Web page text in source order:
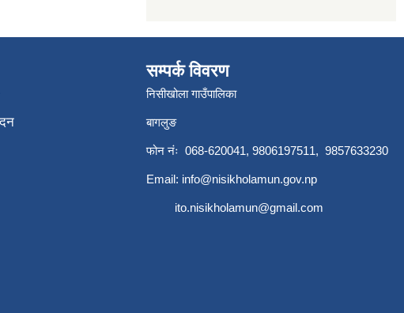
सम्पर्क विवरण
निसीखोला गाउँपालिका
बागलुङ
फोन नंः 068-620041, 9806197511, 9857633230
Email: info@nisikholamun.gov.np
ito.nisikholamun@gmail.com